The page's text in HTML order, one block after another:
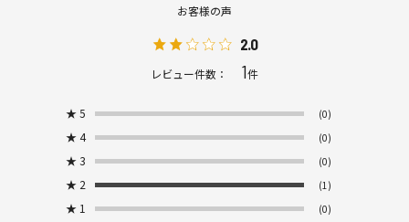
お客様の声
2.0
レビュー件数： 1件
★ 5 (0)
★ 4 (0)
★ 3 (0)
★ 2 (1)
★ 1 (0)